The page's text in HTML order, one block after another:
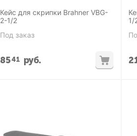
Кейс для скрипки Brahner VBG-
2-1/2
Под заказ
8541 руб.
1/